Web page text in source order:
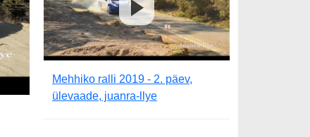
Mehhiko ralli 2019 - 2. päev,
ülevaade, juanra-llye